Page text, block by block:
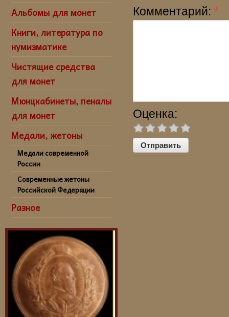
Альбомы для монет
Книги, литература по
нумизматике
Чистящие средства
для монет
Мюнцкабинеты, пеналы
для монет
Медали, жетоны
Медали современной
России
Современные жетоны
Российской Федерации
Разное
Комментарий: *
Оценка: